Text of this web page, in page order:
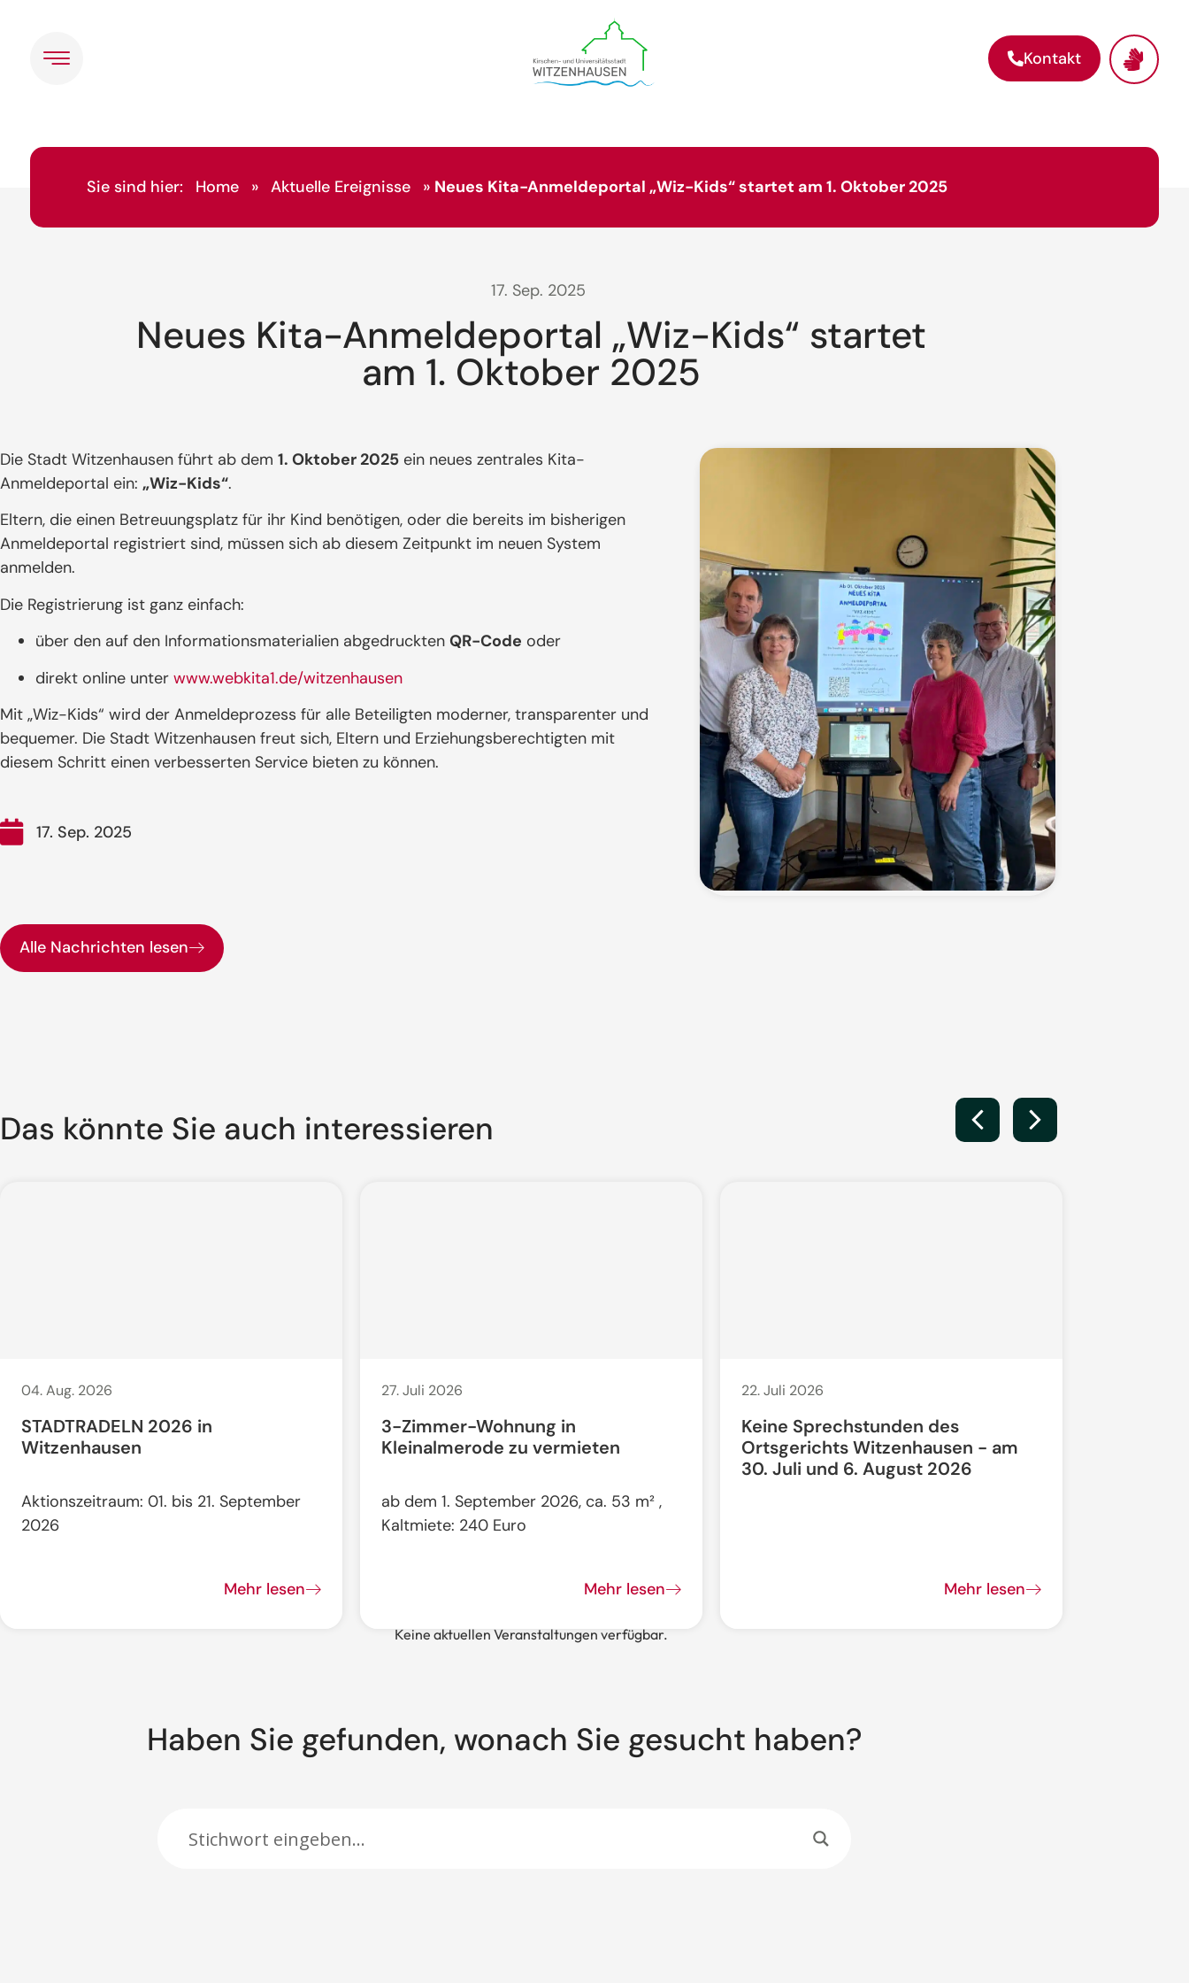
Kontakt
Sie sind hier: Home » Aktuelle Ereignisse » Neues Kita-Anmeldeportal „Wiz-Kids“ startet am 1. Oktober 2025
17. Sep. 2025
Neues Kita-Anmeldeportal „Wiz-Kids“ startet
am 1. Oktober 2025
Die Stadt Witzenhausen führt ab dem 1. Oktober 2025 ein neues zentrales Kita-
Anmeldeportal ein: „Wiz-Kids“.
Eltern, die einen Betreuungsplatz für ihr Kind benötigen, oder die bereits im bisherigen
Anmeldeportal registriert sind, müssen sich ab diesem Zeitpunkt im neuen System
anmelden.
Die Registrierung ist ganz einfach:
über den auf den Informationsmaterialien abgedruckten QR-Code oder
direkt online unter www.webkita1.de/witzenhausen
Mit „Wiz-Kids“ wird der Anmeldeprozess für alle Beteiligten moderner, transparenter und
bequemer. Die Stadt Witzenhausen freut sich, Eltern und Erziehungsberechtigten mit
diesem Schritt einen verbesserten Service bieten zu können.
17. Sep. 2025
Alle Nachrichten lesen
Das könnte Sie auch interessieren
04. Aug. 2026
STADTRADELN 2026 in
Witzenhausen
Aktionszeitraum: 01. bis 21. September
2026
Mehr lesen
27. Juli 2026
3-Zimmer-Wohnung in
Kleinalmerode zu vermieten
ab dem 1. September 2026, ca. 53 m² ,
Kaltmiete: 240 Euro
Mehr lesen
22. Juli 2026
Keine Sprechstunden des
Ortsgerichts Witzenhausen - am
30. Juli und 6. August 2026
Mehr lesen
Keine aktuellen Veranstaltungen verfügbar.
Haben Sie gefunden, wonach Sie gesucht haben?